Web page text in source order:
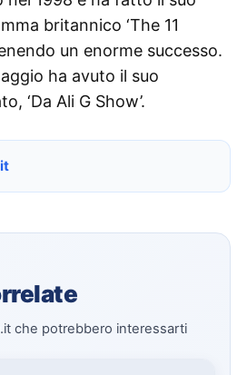
britannico ‘The 11
un enorme successo.
ha avuto il suo
‘Da Ali G Show’.
che potrebbero interessarti